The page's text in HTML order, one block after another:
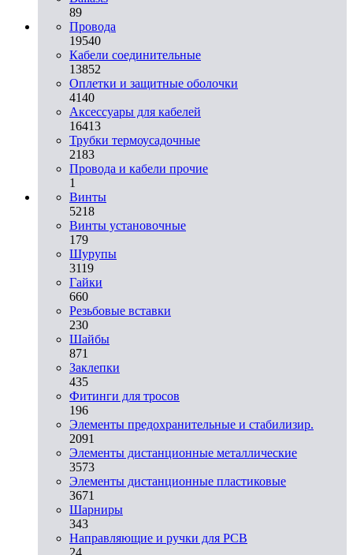
89
Провода
19540
Кабели соединительные
13852
Оплетки и защитные оболочки
4140
Аксессуары для кабелей
16413
Трубки термоусадочные
2183
Провода и кабели прочие
1
Винты
5218
Винты установочные
179
Шурупы
3119
Гайки
660
Резьбовые вставки
230
Шайбы
871
Заклепки
435
Фитинги для тросов
196
Элементы предохранительные и стабилизир.
2091
Элементы дистанционные металлические
3573
Элементы дистанционные пластиковые
3671
Шарниры
343
Направляющие и ручки для PCB
24